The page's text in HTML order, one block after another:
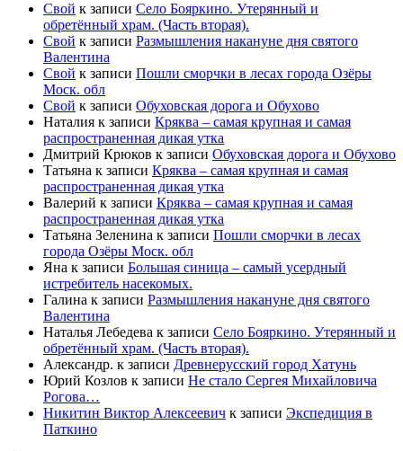
Свой к записи Село Бояркино. Утерянный и
обретённый храм. (Часть вторая).
Свой к записи Размышления накануне дня святого
Валентина
Свой к записи Пошли сморчки в лесах города Озёры
Моск. обл
Свой к записи Обуховская дорога и Обухово
Наталия к записи Кряква – самая крупная и самая
распространенная дикая утка
Дмитрий Крюков к записи Обуховская дорога и Обухово
Татьяна к записи Кряква – самая крупная и самая
распространенная дикая утка
Валерий к записи Кряква – самая крупная и самая
распространенная дикая утка
Татьяна Зеленина к записи Пошли сморчки в лесах
города Озёры Моск. обл
Яна к записи Большая синица – самый усердный
истребитель насекомых.
Галина к записи Размышления накануне дня святого
Валентина
Наталья Лебедева к записи Село Бояркино. Утерянный и
обретённый храм. (Часть вторая).
Александр. к записи Древнерусский город Хатунь
Юрий Козлов к записи Не стало Сергея Михайловича
Рогова…
Никитин Виктор Алексеевич к записи Экспедиция в
Паткино